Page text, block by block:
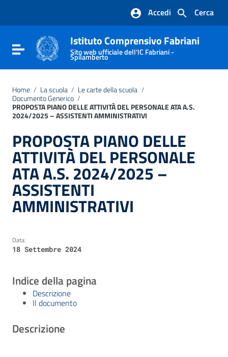
Vai al footer
Cerca
Accedi
Attiva / disattiva la navigazione
Istituto Comprensivo Fabriani
Sito web ufficiale dell'IC Fabriani -
Spilamberto
Home / La scuola / Le carte della scuola /
Documento Generico /
PROPOSTA PIANO DELLE ATTIVITÀ DEL PERSONALE ATA A.S.
2024/2025 – ASSISTENTI AMMINISTRATIVI
PROPOSTA PIANO DELLE
ATTIVITÀ DEL PERSONALE
ATA A.S. 2024/2025 –
ASSISTENTI
AMMINISTRATIVI
Data:
18 Settembre 2024
Indice della pagina
Descrizione
Il documento
Descrizione